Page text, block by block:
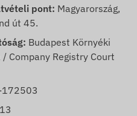
pont: Magyarország,
út 45.
Budapest Környéki
Company Registry Court